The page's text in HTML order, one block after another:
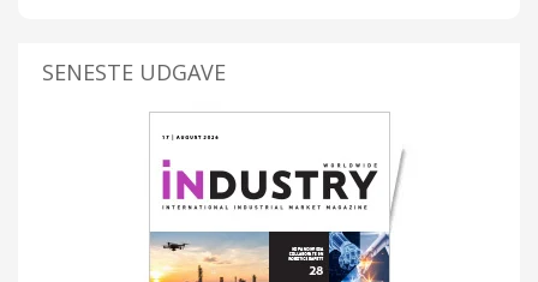
SENESTE UDGAVE